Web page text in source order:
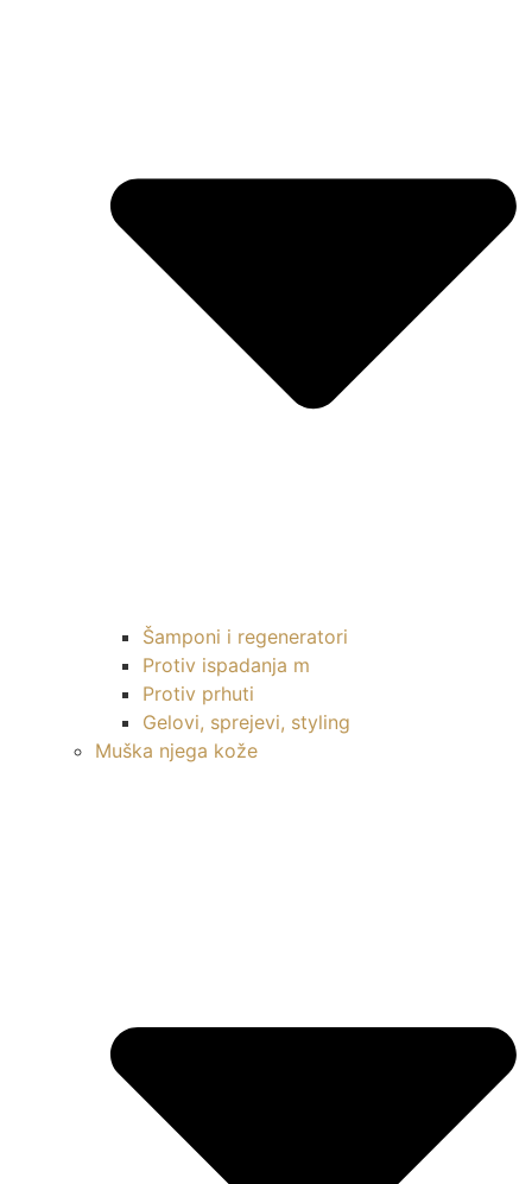
Šamponi i regeneratori
Protiv ispadanja m
Protiv prhuti
Gelovi, sprejevi, styling
Muška njega kože